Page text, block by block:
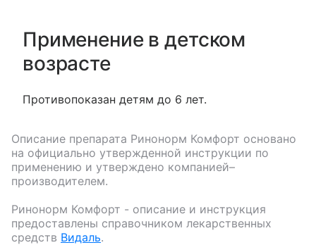
Применение в детском
возрасте
Противопоказан детям до 6 лет.
Описание препарата Ринонорм Комфорт основано
на официально утвержденной инструкции по
применению и утверждено компанией–
производителем.
Ринонорм Комфорт - описание и инструкция
предоставлены справочником лекарственных
средств Видаль.